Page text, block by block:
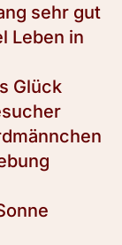
sehr gut
Leben in
Glück